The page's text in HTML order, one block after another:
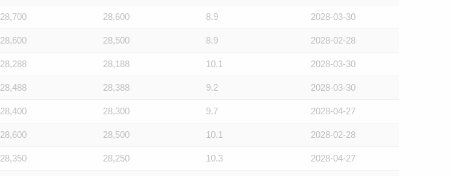
28,700 28,600 8.9 2028-03-30
28,600 28,500 8.9 2028-02-28
28,288 28,188 10.1 2028-03-30
28,488 28,388 9.2 2028-03-30
28,400 28,300 9.7 2028-04-27
28,600 28,500 10.1 2028-02-28
28,350 28,250 10.3 2028-04-27